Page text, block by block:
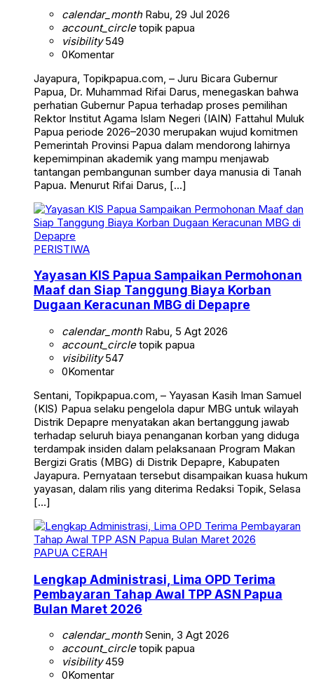
calendar_monthRabu, 29 Jul 2026
account_circletopik papua
visibility549
0Komentar
Jayapura, Topikpapua.com, – Juru Bicara Gubernur
Papua, Dr. Muhammad Rifai Darus, menegaskan bahwa
perhatian Gubernur Papua terhadap proses pemilihan
Rektor Institut Agama Islam Negeri (IAIN) Fattahul Muluk
Papua periode 2026–2030 merupakan wujud komitmen
Pemerintah Provinsi Papua dalam mendorong lahirnya
kepemimpinan akademik yang mampu menjawab
tantangan pembangunan sumber daya manusia di Tanah
Papua. Menurut Rifai Darus, […]
PERISTIWA
Yayasan KIS Papua Sampaikan Permohonan
Maaf dan Siap Tanggung Biaya Korban
Dugaan Keracunan MBG di Depapre
calendar_monthRabu, 5 Agt 2026
account_circletopik papua
visibility547
0Komentar
Sentani, Topikpapua.com, – Yayasan Kasih Iman Samuel
(KIS) Papua selaku pengelola dapur MBG untuk wilayah
Distrik Depapre menyatakan akan bertanggung jawab
terhadap seluruh biaya penanganan korban yang diduga
terdampak insiden dalam pelaksanaan Program Makan
Bergizi Gratis (MBG) di Distrik Depapre, Kabupaten
Jayapura. Pernyataan tersebut disampaikan kuasa hukum
yayasan, dalam rilis yang diterima Redaksi Topik, Selasa
[…]
PAPUA CERAH
Lengkap Administrasi, Lima OPD Terima
Pembayaran Tahap Awal TPP ASN Papua
Bulan Maret 2026
calendar_monthSenin, 3 Agt 2026
account_circletopik papua
visibility459
0Komentar